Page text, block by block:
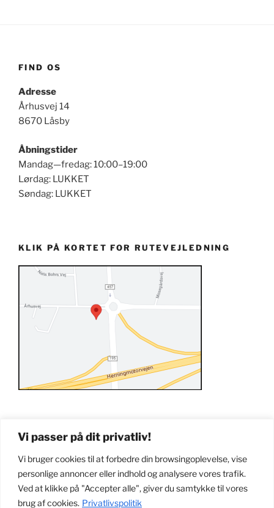
Vi passer på dit privatliv!
Vi bruger cookies til at forbedre din browsingoplevelse, vise
personlige annoncer eller indhold og analysere vores trafik.
Ved at klikke på "Accepter alle", giver du samtykke til vores
brug af cookies. Privatlivspolitik
FIND OS
Adresse
Århusvej 14
8670 Låsby
Åbningstider
Mandag—fredag: 10:00–19:00
Lørdag: LUKKET
Søndag: LUKKET
KLIK PÅ KORTET FOR RUTEVEJLEDNING